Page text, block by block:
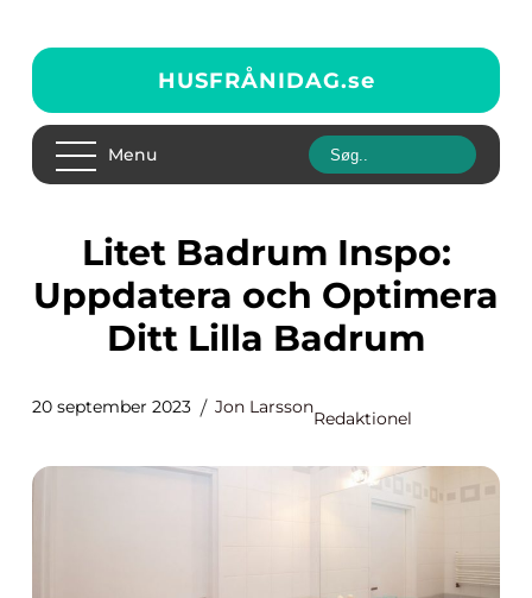
HUSFRÅNIDAG.se
Menu
Litet Badrum Inspo:
Uppdatera och Optimera
Ditt Lilla Badrum
20 september 2023 Jon Larsson
Redaktionel